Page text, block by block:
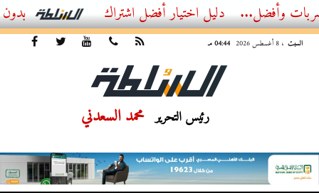
أفضل اشتراك IPTV بدون تقطيع 2026 – دليل المشاهد العصري
السبت ، 8 أغسطس 2026 04:44 مـ
رئيس التحرير محمد السعدني